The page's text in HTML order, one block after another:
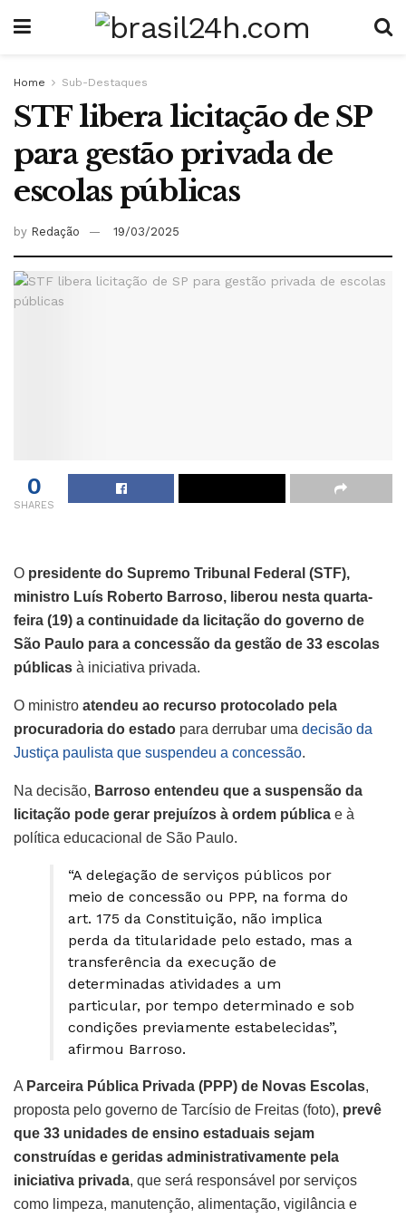
Home Sub-Destaques
STF libera licitação de SP
para gestão privada de
escolas públicas
by Redação 19/03/2025
0
SHARES
O presidente do Supremo Tribunal Federal (STF),
ministro Luís Roberto Barroso, liberou nesta quarta-
feira (19) a continuidade da licitação do governo de
São Paulo para a concessão da gestão de 33 escolas
públicas à iniciativa privada.
O ministro atendeu ao recurso protocolado pela
procuradoria do estado para derrubar uma decisão da
Justiça paulista que suspendeu a concessão.
Na decisão, Barroso entendeu que a suspensão da
licitação pode gerar prejuízos à ordem pública e à
política educacional de São Paulo.
“A delegação de serviços públicos por
meio de concessão ou PPP, na forma do
art. 175 da Constituição, não implica
perda da titularidade pelo estado, mas a
transferência da execução de
determinadas atividades a um
particular, por tempo determinado e sob
condições previamente estabelecidas”,
afirmou Barroso.
A Parceira Pública Privada (PPP) de Novas Escolas,
proposta pelo governo de Tarcísio de Freitas (foto), prevê
que 33 unidades de ensino estaduais sejam
construídas e geridas administrativamente pela
iniciativa privada, que será responsável por serviços
como limpeza, manutenção, alimentação, vigilância e